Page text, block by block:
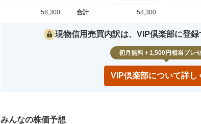
合計
58,300
売約定 合計
58,300
現物信用売買内訳は、VIP倶楽部に登録
初月無料＋1,500円相当プレ
VIP倶楽部について詳し
みんなの株価予想